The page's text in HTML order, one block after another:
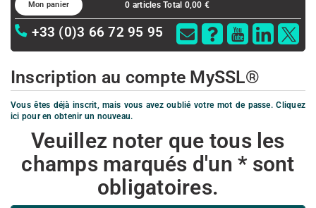
Mon panier 0 articles Total 0,00 €
+33 (0)3 66 72 95 95
selection
wizard.
Inscription au compte MySSL®
Vous êtes déjà inscrit, mais vous avez oublié votre mot de passe. Cliquez
ici pour en obtenir un nouveau.
Veuillez noter que tous les
champs marqués d'un * sont
obligatoires.